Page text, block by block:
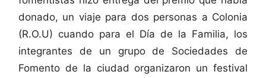
donado, un viaje para dos personas a Colonia
(R.O.U) cuando para el Día de la Familia, los
integrantes de un grupo de Sociedades de
Fomento de la ciudad organizaron un festival